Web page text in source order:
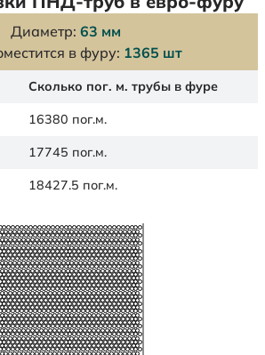
Диаметр: 63 мм
в фуру: 1365 шт
Сколько пог. м. трубы в фуре
16380 пог.м.
17745 пог.м.
18427.5 пог.м.